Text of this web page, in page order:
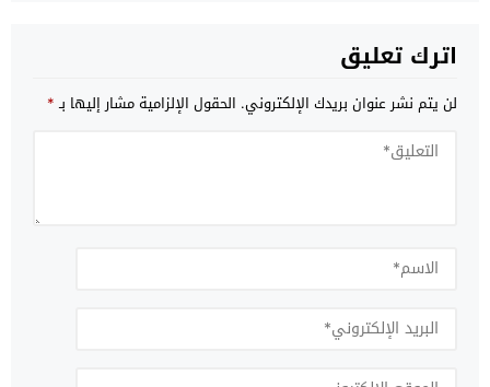
اترك تعليق
لن يتم نشر عنوان بريدك الإلكتروني. الحقول الإلزامية مشار إليها بـ*